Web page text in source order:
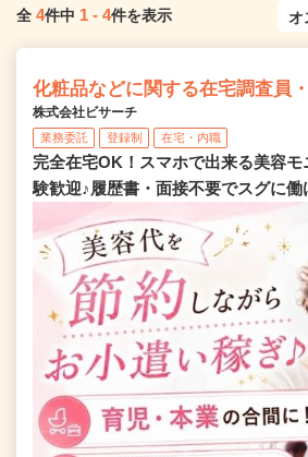
全 4件中 1 - 4件を表示
化粧品などに関する在宅調査員
株式会社ビサーチ
業務委託 登録制 在宅・内職
完全在宅OK！スマホで出来る美容
験歓迎♪履歴書・面接不要でスグに働